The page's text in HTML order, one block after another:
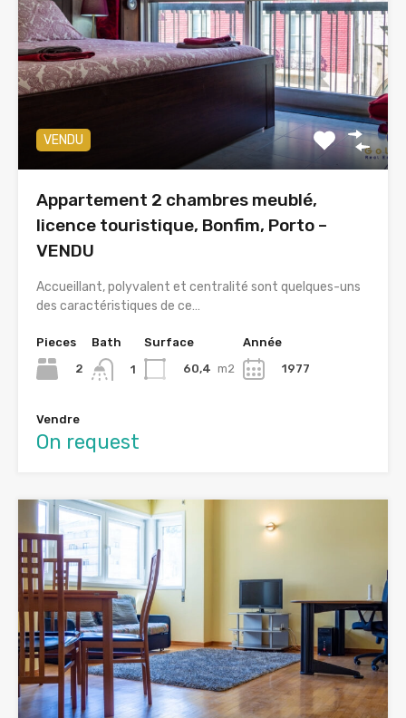
VENDU
Appartement 2 chambres meublé,
licence touristique, Bonfim, Porto –
VENDU
Accueillant, polyvalent et centralité sont quelques-uns
des caractéristiques de ce…
Pieces
2
Bath
1
Surface
60,4 m2
Année
1977
Vendre
On request